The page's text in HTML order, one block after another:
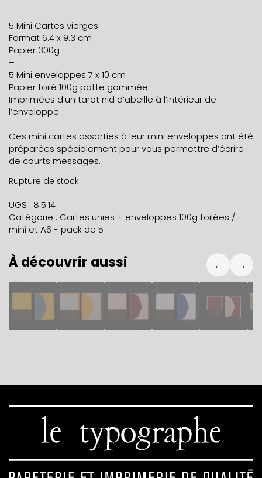
5 Mini Cartes vierges
Format 6.4 x 9.3 cm
Papier 300g
–
5 Mini enveloppes 7 x 10 cm
Papier toilé 100g patte gommée
Imprimées d’un tarot nid d’abeille à l’intérieur de
l’enveloppe
–
Ces mini cartes assorties à leur mini enveloppes ont été
préparées spécialement pour vous permettre d’écrire
de courts messages.
Rupture de stock
UGS : 8.5.14
Catégorie : Cartes unies + enveloppes 100g toilées /
mini et A6 - pack de 5
À découvrir aussi
14,80€ 14,80€ 14,80€ 14,80€ 9,80€
← →